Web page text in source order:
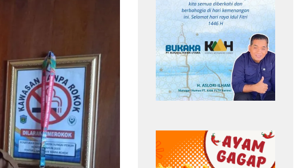
Headline
pemain sayap Yala FC
Safwan Awae
sepak bola Thailand
Bupati Cup
Semarak HUT RI